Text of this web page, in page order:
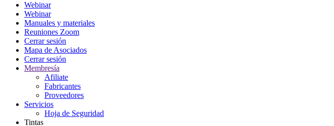
Webinar
Webinar
Manuales y materiales
Reuniones Zoom
Cerrar sesión
Mapa de Asociados
Cerrar sesión
Membresía
Afiliate
Fabricantes
Proveedores
Servicios
Hoja de Seguridad
Tintas